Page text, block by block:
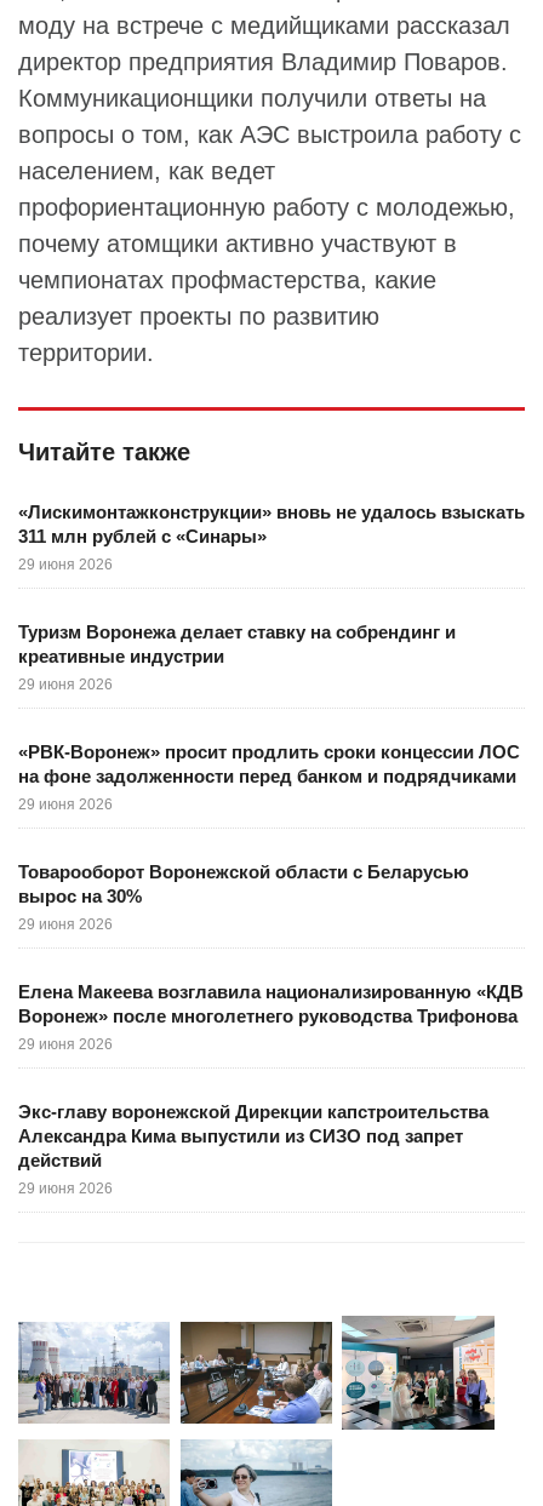
моду на встрече с медийщиками рассказал
директор предприятия Владимир Поваров.
Коммуникационщики получили ответы на
вопросы о том, как АЭС выстроила работу с
населением, как ведет
профориентационную работу с молодежью,
почему атомщики активно участвуют в
чемпионатах профмастерства, какие
реализует проекты по развитию
территории.
Читайте также
«Лискимонтажконструкции» вновь не удалось взыскать
311 млн рублей с «Синары»
29 июня 2026
Туризм Воронежа делает ставку на собрендинг и
креативные индустрии
29 июня 2026
«РВК-Воронеж» просит продлить сроки концессии ЛОС
на фоне задолженности перед банком и подрядчиками
29 июня 2026
Товарооборот Воронежской области с Беларусью
вырос на 30%
29 июня 2026
Елена Макеева возглавила национализированную «КДВ
Воронеж» после многолетнего руководства Трифонова
29 июня 2026
Экс-главу воронежской Дирекции капстроительства
Александра Кима выпустили из СИЗО под запрет
действий
29 июня 2026